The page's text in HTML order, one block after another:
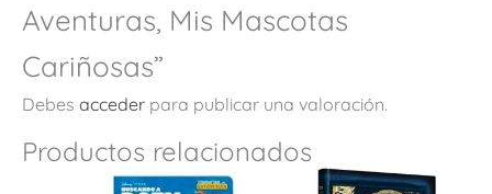
Aventuras, Mis Mascotas
Cariñosas”
Debes acceder para publicar una valoración.
Productos relacionados